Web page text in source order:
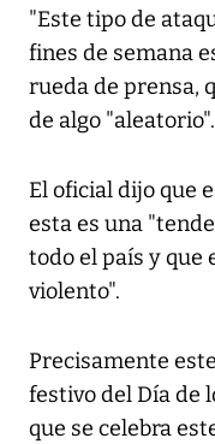
"Este tipo de
fines de semana
rueda de prensa,
de algo "aleatorio".
El oficial dijo que
esta es una
todo el país y que
violento".
Precisamente
festivo del Día de
que se celebra